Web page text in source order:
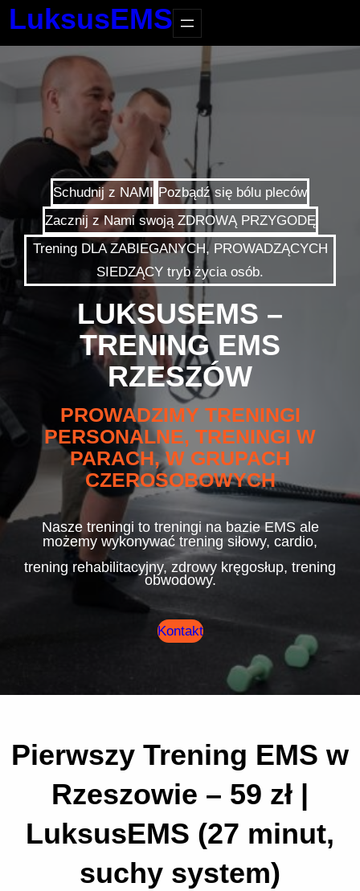
LuksusEMS
Schudnij z NAMI Pozbądź się bólu pleców
Zacznij z Nami swoją ZDROWĄ PRZYGODĘ
Trening DLA ZABIEGANYCH, PROWADZĄCYCH
SIEDZĄCY tryb życia osób.
LUKSUSEMS –
TRENING EMS
RZESZÓW
PROWADZIMY TRENINGI
PERSONALNE, TRENINGI W
PARACH, W GRUPACH
CZEROSOBOWYCH
Nasze treningi to treningi na bazie EMS ale
możemy wykonywać trening siłowy, cardio,
trening rehabilitacyjny, zdrowy kręgosłup, trening
obwodowy.
Kontakt
Pierwszy Trening EMS w
Rzeszowie – 59 zł |
LuksusEMS (27 minut,
suchy system)